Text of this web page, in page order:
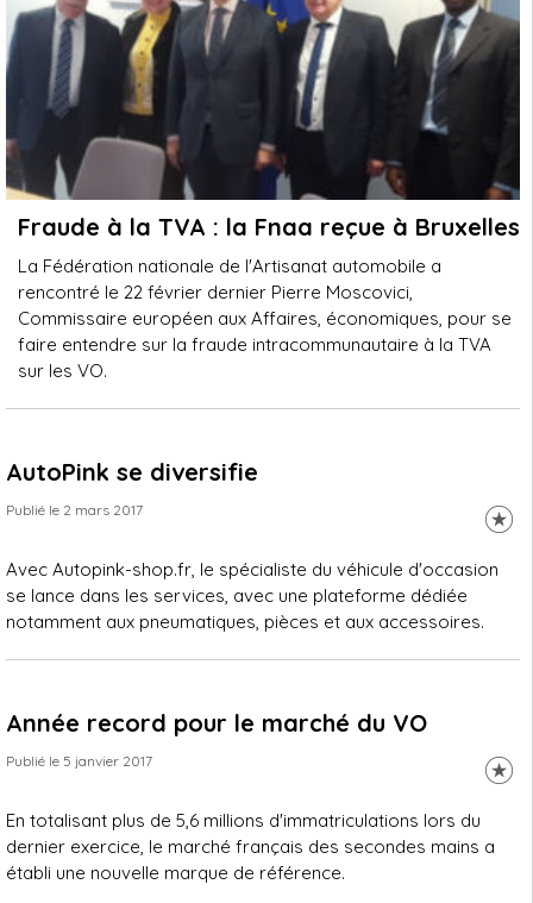
Fraude à la TVA : la Fnaa reçue à Bruxelles
La Fédération nationale de l'Artisanat automobile a
rencontré le 22 février dernier Pierre Moscovici,
Commissaire européen aux Affaires, économiques, pour se
faire entendre sur la fraude intracommunautaire à la TVA
sur les VO.
AutoPink se diversifie
Publié le 2 mars 2017
Avec Autopink-shop.fr, le spécialiste du véhicule d'occasion
se lance dans les services, avec une plateforme dédiée
notamment aux pneumatiques, pièces et aux accessoires.
Année record pour le marché du VO
Publié le 5 janvier 2017
En totalisant plus de 5,6 millions d'immatriculations lors du
dernier exercice, le marché français des secondes mains a
établi une nouvelle marque de référence.